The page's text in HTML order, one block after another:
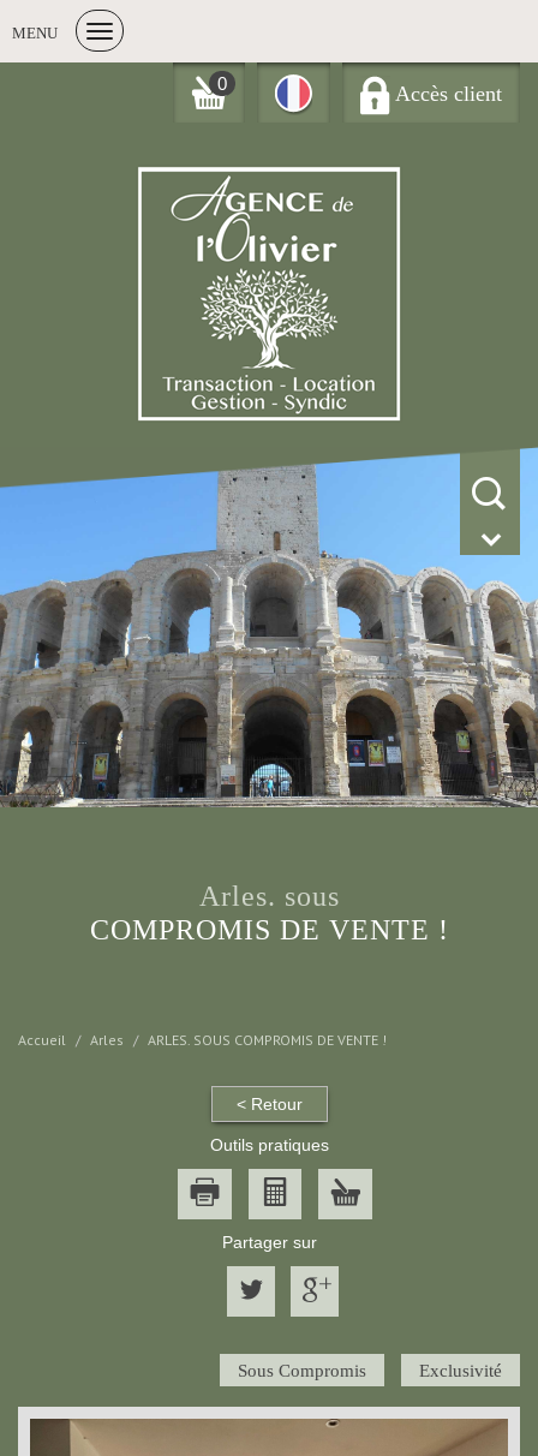
MENU
0 Accès client
arles. sous
COMPROMIS DE VENTE !
Accueil Arles ARLES. SOUS COMPROMIS DE VENTE !
< Retour
Outils pratiques
Partager sur
Sous Compromis Exclusivité